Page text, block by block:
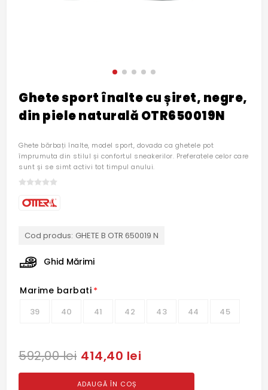
Ghete sport înalte cu șiret, negre,
din piele naturală OTR650019N
Ghete bărbați înalte, model sport, dovada ca ghetele pot
împrumuta din stilul și confortul sneakerilor. Preferatele celor care
sunt și se simt activi tot timpul anului.
Cod produs: GHETE B OTR 650019 N
Ghid Mărimi
Marime barbati *
39 40 41 42 43 44 45
592,00 lei 414,40 lei
ADAUGĂ ÎN COȘ